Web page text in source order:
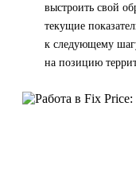
выстроить свой
текущие
к следующему
на позицию